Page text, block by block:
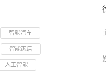
智能汽车
智能家居
人工智能